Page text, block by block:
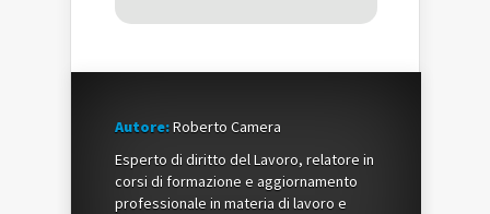
Autore:Roberto Camera
Esperto di diritto del Lavoro, relatore in
corsi di formazione e aggiornamento
professionale in materia di lavoro e